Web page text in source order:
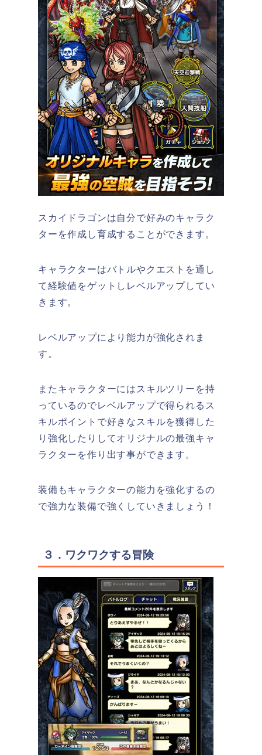
スカイドラゴンは自分で好みのキャラク
ターを作成し育成することができます。
キャラクターはバトルやクエストを通し
て経験値をゲットしレベルアップしてい
きます。
レベルアップにより能力が強化されま
す。
またキャラクターにはスキルツリーを持
っているのでレベルアップで得られるス
キルポイントで好きなスキルを獲得した
り強化したりしてオリジナルの最強キャ
ラクターを作り出す事ができます。
装備もキャラクターの能力を強化するの
で強力な装備で強くしていきましょう！
３．ワクワクする冒険